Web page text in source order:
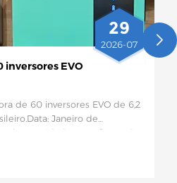
29
2026-07
inversores EVO
de 60 inversores EVO de 6,2
Janeiro de
Quantidade e configuração
EVO de 6,2
lote de 60 inversores